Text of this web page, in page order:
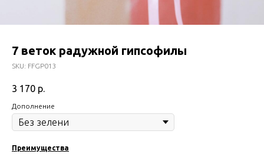
7 веток радужной гипсофилы
SKU: FFGP013
3 170 р.
Дополнение
Преимущества